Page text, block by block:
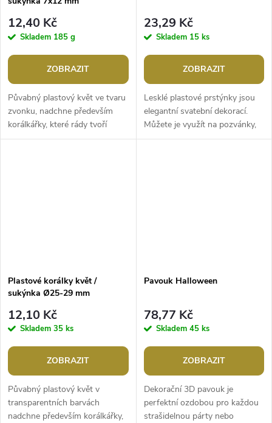
12,40 Kč
Skladem 185 g
ZOBRAZIT
Půvabný plastový květ ve tvaru
zvonku, nadchne především
korálkářky, které rády tvoří
květinové šperky nebo malé
23,29 Kč
Skladem 15 ks
ZOBRAZIT
Lesklé plastové prstýnky jsou
elegantní svatební dekorací.
Můžete je využít na pozvánky,
ozdobení slavnostní tabule,
Plastové korálky květ /
sukýnka Ø25-29 mm
12,10 Kč
Skladem 35 ks
ZOBRAZIT
Půvabný plastový květ v
transparentních barvách
nadchne především korálkářky,
Pavouk Halloween
78,77 Kč
Skladem 45 ks
ZOBRAZIT
Dekorační 3D pavouk je
perfektní ozdobou pro každou
strašidelnou párty nebo